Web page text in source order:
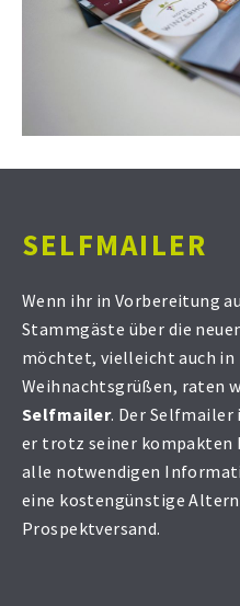
SELFMAILER
Wenn ihr in Vorbereitung
Stammgäste über die
möchtet, vielleicht auch
Weihnachtsgrüßen, raten
Selfmailer. Der
er trotz seiner kompakten
alle notwendigen
eine kostengünstige
Prospektversand.